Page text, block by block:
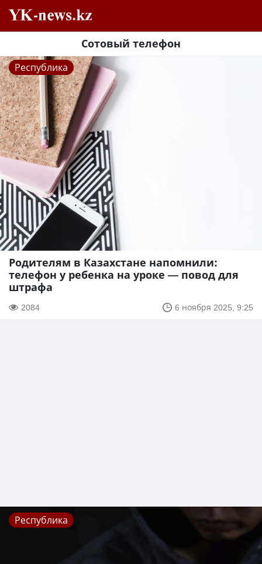
Сотовый телефон
Республика
Родителям в Казахстане напомнили:
телефон у ребенка на уроке — повод для
штрафа
2084 6 ноября 2025, 9:25
Республика